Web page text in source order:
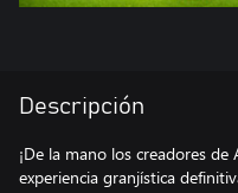
Descripción
¡De la mano los creadores
experiencia granjística